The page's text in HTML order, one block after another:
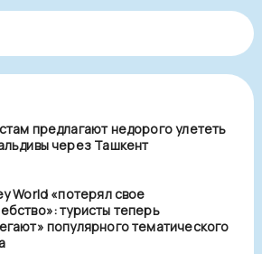
предлагают недорого улететь
через Ташкент
World «потерял свое
туристы теперь
популярного тематического